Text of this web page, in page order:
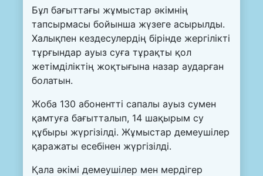
Бұл бағыттағы жұмыстар әкімнің
тапсырмасы бойынша жүзеге асырылды.
Халықпен кездесулердің бірінде жергілікті
тұрғындар ауыз суға тұрақты қол
жетімділіктің жоқтығына назар аударған
болатын.
Жоба 130 абонентті сапалы ауыз сумен
қамтуға бағытталып, 14 шақырым су
құбыры жүргізілді. Жұмыстар демеушілер
қаражаты есебінен жүргізілді.
Қала әкімі демеушілер мен мердігер